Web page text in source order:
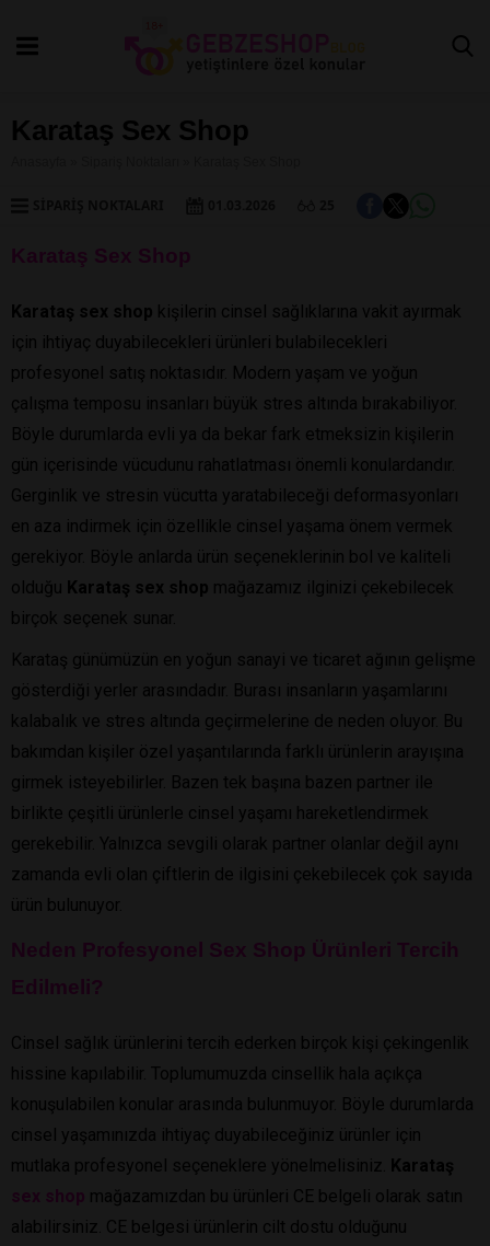
Karataş Sex Shop
Karataş Sex Shop
Karataş sex shop kişilerin cinsel sağlıklarına vakit ayırmak
için ihtiyaç duyabilecekleri ürünleri bulabilecekleri
profesyonel satış noktasıdır. Modern yaşam ve yoğun
çalışma temposu insanları büyük stres altında bırakabiliyor.
Böyle durumlarda evli ya da bekar fark etmeksizin kişilerin
gün içerisinde vücudunu rahatlatması önemli konulardandır.
Gerginlik ve stresin vücutta yaratabileceği deformasyonları
en aza indirmek için özellikle cinsel yaşama önem vermek
gerekiyor. Böyle anlarda ürün seçeneklerinin bol ve kaliteli
olduğu Karataş sex shop mağazamız ilginizi çekebilecek
birçok seçenek sunar.
Karataş günümüzün en yoğun sanayi ve ticaret ağının gelişme
gösterdiği yerler arasındadır. Burası insanların yaşamlarını
kalabalık ve stres altında geçirmelerine de neden oluyor. Bu
bakımdan kişiler özel yaşantılarında farklı ürünlerin arayışına
girmek isteyebilirler. Bazen tek başına bazen partner ile
birlikte çeşitli ürünlerle cinsel yaşamı hareketlendirmek
gerekebilir. Yalnızca sevgili olarak partner olanlar değil aynı
zamanda evli olan çiftlerin de ilgisini çekebilecek çok sayıda
ürün bulunuyor.
Neden Profesyonel Sex Shop Ürünleri Tercih
Edilmeli?
Cinsel sağlık ürünlerini tercih ederken birçok kişi çekingenlik
hissine kapılabilir. Toplumumuzda cinsellik hala açıkça
konuşulabilen konular arasında bulunmuyor. Böyle durumlarda
cinsel yaşamınızda ihtiyaç duyabileceğiniz ürünler için
mutlaka profesyonel seçeneklere yönelmelisiniz. Karataş
sex shop mağazamızdan bu ürünleri CE belgeli olarak satın
alabilirsiniz. CE belgesi ürünlerin cilt dostu olduğunu